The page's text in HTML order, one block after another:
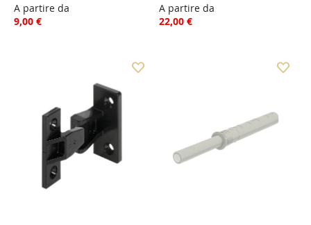
A partire da
9,00 €
A partire da
22,00 €